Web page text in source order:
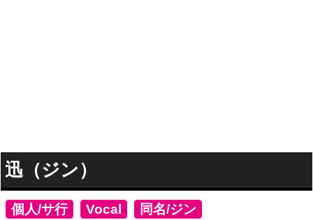
迅（ジン）
個人/サ行] Vocal 同名/ジン